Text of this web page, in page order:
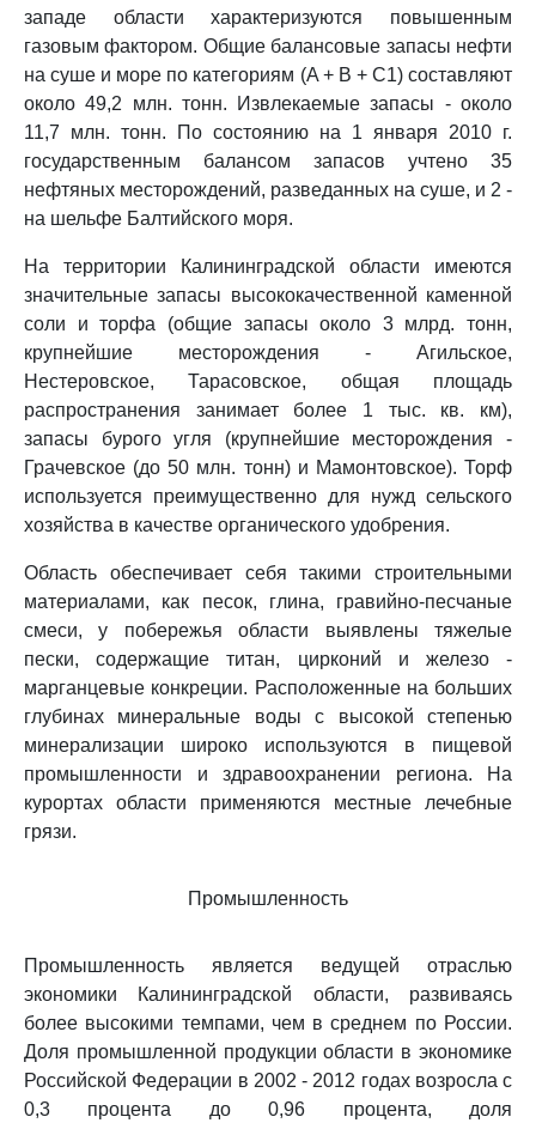
западе области характеризуются повышенным
газовым фактором. Общие балансовые запасы нефти
на суше и море по категориям (A + B + C1) составляют
около 49,2 млн. тонн. Извлекаемые запасы - около
11,7 млн. тонн. По состоянию на 1 января 2010 г.
государственным балансом запасов учтено 35
нефтяных месторождений, разведанных на суше, и 2 -
на шельфе Балтийского моря.
На территории Калининградской области имеются
значительные запасы высококачественной каменной
соли и торфа (общие запасы около 3 млрд. тонн,
крупнейшие месторождения - Агильское,
Нестеровское, Тарасовское, общая площадь
распространения занимает более 1 тыс. кв. км),
запасы бурого угля (крупнейшие месторождения -
Грачевское (до 50 млн. тонн) и Мамонтовское). Торф
используется преимущественно для нужд сельского
хозяйства в качестве органического удобрения.
Область обеспечивает себя такими строительными
материалами, как песок, глина, гравийно-песчаные
смеси, у побережья области выявлены тяжелые
пески, содержащие титан, цирконий и железо -
марганцевые конкреции. Расположенные на больших
глубинах минеральные воды с высокой степенью
минерализации широко используются в пищевой
промышленности и здравоохранении региона. На
курортах области применяются местные лечебные
грязи.
Промышленность
Промышленность является ведущей отраслью
экономики Калининградской области, развиваясь
более высокими темпами, чем в среднем по России.
Доля промышленной продукции области в экономике
Российской Федерации в 2002 - 2012 годах возросла с
0,3 процента до 0,96 процента, доля